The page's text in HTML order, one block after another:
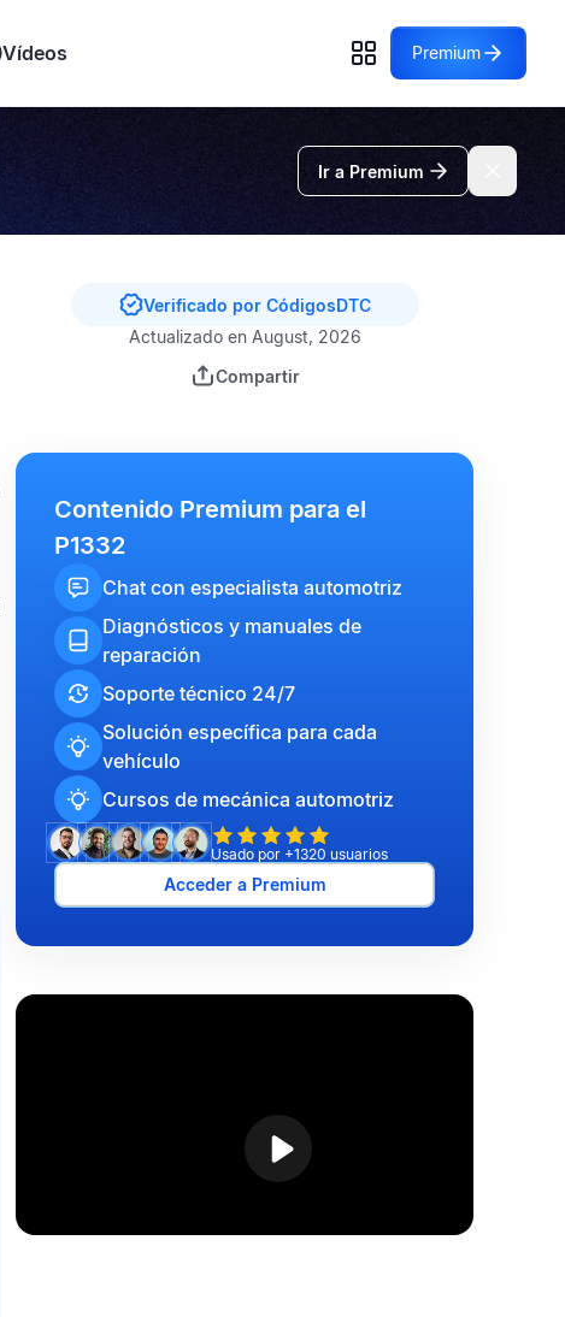
Vídeos Premium
Ir a Premium
Verificado por CódigosDTC
Actualizado en August, 2026
Compartir
Contenido Premium para el
P1332
Chat con especialista automotriz
Diagnósticos y manuales de
reparación
Soporte técnico 24/7
Solución específica para cada
vehículo
Cursos de mecánica automotriz
Usado por +1320 usuarios
Acceder a Premium